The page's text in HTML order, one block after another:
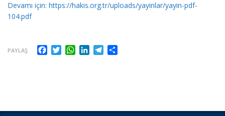
Devamı için: https://hakis.org.tr/uploads/yayinlar/yayin-pdf-
104.pdf
PAYLAŞ Facebook
TwitterWhatsApp
LinkedInTelegram